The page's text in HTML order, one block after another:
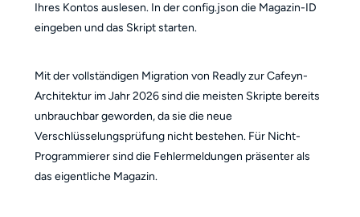
Ihres Kontos auslesen. In der config.json die Magazin-ID
eingeben und das Skript starten.
Mit der vollständigen Migration von Readly zur Cafeyn-
Architektur im Jahr 2026 sind die meisten Skripte bereits
unbrauchbar geworden, da sie die neue
Verschlüsselungsprüfung nicht bestehen. Für Nicht-
Programmierer sind die Fehlermeldungen präsenter als
das eigentliche Magazin.